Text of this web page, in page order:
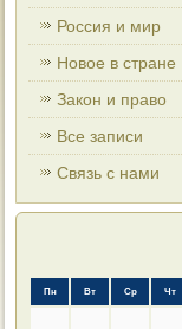
Россия и мир
Новое в стране
Закон и право
Все записи
Связь с нами
Пн Вт Ср Чт